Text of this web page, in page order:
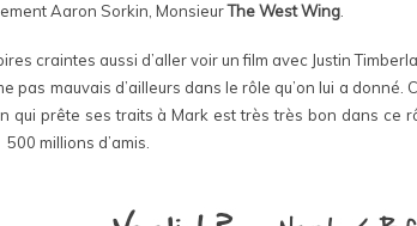
Aaron Sorkin, MonsieurThe West Wing
craintes aussi d’aller voir un film avec Justin
pas mauvais d’ailleurs dans le rôle qu’on lui a
qui prête ses traits à Mark est très très bon dans ce
millions d’amis.